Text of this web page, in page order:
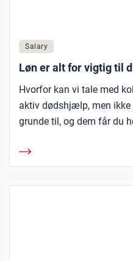
Salary
Løn er alt for vigtig til
Hvorfor kan vi tale med
aktiv dødshjælp, men ikke
grunde til, og dem får du